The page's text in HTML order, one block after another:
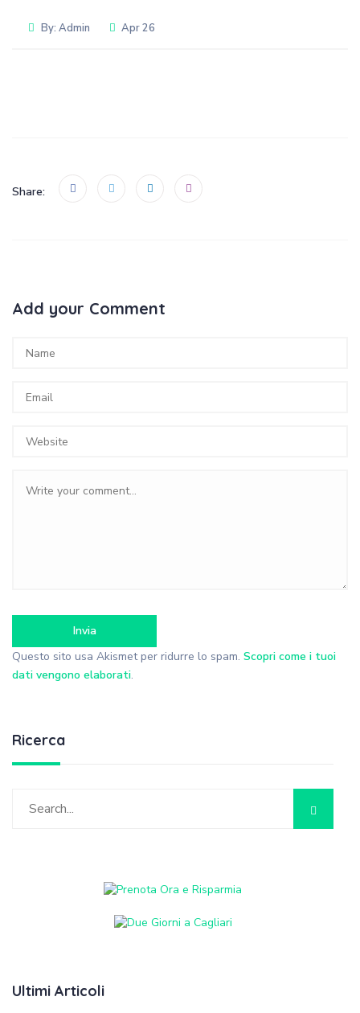
By: Admin Apr 26
Share:
Add your Comment
Questo sito usa Akismet per ridurre lo spam. Scopri come i tuoi
dati vengono elaborati.
Ricerca
Ultimi Articoli